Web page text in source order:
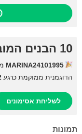
10 הבנים המובילים
MARINA24101995
הדוגמנית ממוקמת כרגע
לשליחת אסימונים
תמונות